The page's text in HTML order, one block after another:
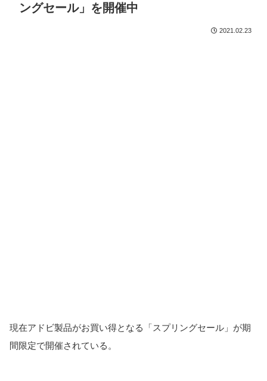
ングセール」を開催中
2021.02.23
現在アドビ製品がお買い得となる「スプリングセール」が期
間限定で開催されている。